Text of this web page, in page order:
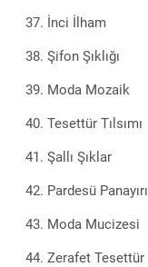
İnci İlham
Şifon Şıklığı
Moda Mozaik
Tesettür Tılsımı
Şallı Şıklar
Pardesü Panayırı
Moda Mucizesi
Zerafet Tesettür